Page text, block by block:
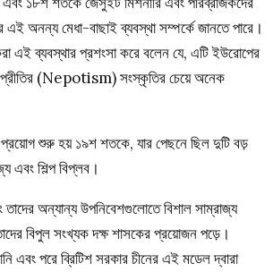
এই অনন্য মেধা-বাছাই ব্যবস্থা সম্পর্কে জানতে পারে।
এই ব্যবস্থার প্রশংসা করে বলেন যে, এটি ইউরোপের
(Nepotism) সংস্কৃতির চেয়ে অনেক
শুরু হয় ১৯শ শতকে, যার পেছনে ছিল দুটি বড়
এবং শিল্প বিপ্লব।
তাদের অন্যান্য উপনিবেশগুলোতে বিশাল সাম্রাজ্য
বিপুল সংখ্যক দক্ষ শাসকের প্রয়োজন পড়ে।
এবং পরে ব্রিটিশ সরকার চীনের এই মডেল দ্বারা